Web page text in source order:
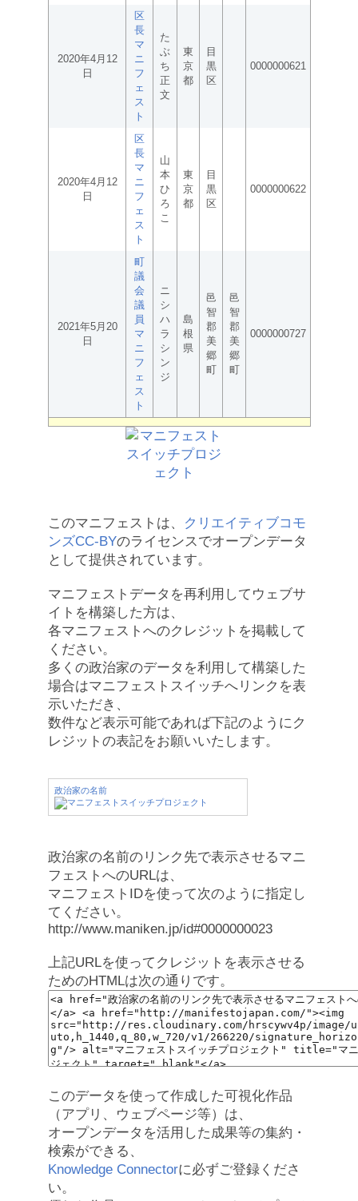
2020年4月12
日
区
長
マ
ニ
フ
ェ
ス
ト
た
ぶ
ち
正
文
東
京
都
目
黒
区
0000000621
2020年4月12
日
区
長
マ
ニ
フ
ェ
ス
ト
山
本
ひ
ろ
こ
東
京
都
目
黒
区
0000000622
2021年5月20
日
町
議
会
議
員
マ
ニ
フ
ェ
ス
ト
ニ
シ
ハ
ラ
シ
ン
ジ
島
根
県
邑
智
郡
美
郷
町
邑
智
郡
美
郷
町
0000000727
このマニフェストは、
クリエイティブコモ
ンズCC-BYのライセンスでオープンデータ
として提供されています。
マニフェストデータを再利用してウェブサ
イトを構築した方は、
各マニフェストへのクレジットを掲載して
ください。
多くの政治家のデータを利用して構築した
場合はマニフェストスイッチへリンクを表
示いただき、
数件など表示可能であれば下記のようにク
レジットの表記をお願いいたします。
政治家の名前
政治家の名前のリンク先で表示させるマニ
フェストへのURLは、
マニフェストIDを使って次のように指定し
てください。
http://www.maniken.jp/id#0000000023
上記URLを使ってクレジットを表示させる
ためのHTMLは次の通りです。
このデータを使って作成した可視化作品
（アプリ、ウェブページ等）は、
オープンデータを活用した成果等の集約・
検索ができる、
Knowledge Connectorに必ずご登録くださ
い。